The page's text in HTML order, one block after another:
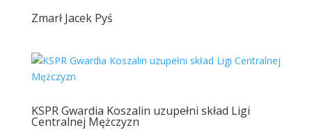
Zmarł Jacek Pyś
KSPR Gwardia Koszalin uzupełni skład Ligi
Centralnej Mężczyzn